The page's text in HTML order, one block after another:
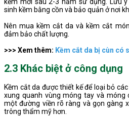
kềm mới sau 2-3 năm sử dụng. Lưu
sinh kềm bằng cồn và bảo quản ở nơi
Nên mua kềm cắt da và kềm cắt
đảm bảo chất lượng.
>>> Xem thêm: Kềm cắt da bị cùn có
2.3 Khác biệt ở công dụng
Kềm cắt da được thiết kế để loại bỏ
xung quanh vùng móng tay và móng
một đường viền rõ ràng và gọn gàng
trông thẩm mỹ hơn.